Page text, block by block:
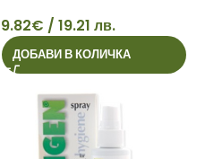
9.82€ / 19.21 лв.
ДОБАВИ В КОЛИЧКА